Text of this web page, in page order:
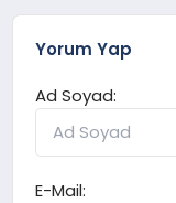
Yorum Yap
Ad Soyad:
E-Mail: